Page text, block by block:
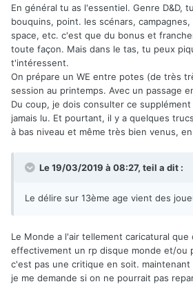
En général tu as l'essentiel. Genre D&D,
bouquins, point. les scénars,
space, etc. c'est que du bonus et
toute façon. Mais dans le tas, tu peux
t'intéressent.
On prépare un WE entre potes (de très
session au printemps. Avec un passage
Du coup, je dois consulter ce supplément
jamais lu. Et pourtant, il y a quelques
à bas niveau et même très bien venus,
Le 19/03/2019 à 08:27, teil a dit :
Le délire sur 13ème age vient des
Le Monde a l'air tellement caricatural que
effectivement un rp disque monde et/ou
c'est pas une critique en soit. maintenant
je me demande si on ne pourrait pas